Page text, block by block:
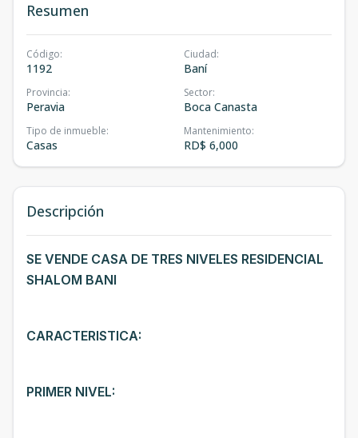
Resumen
Código:
1192
Ciudad:
Baní
Provincia:
Peravia
Sector:
Boca Canasta
Tipo de inmueble:
Casas
Mantenimiento:
RD$ 6,000
Descripción
SE VENDE CASA DE TRES NIVELES RESIDENCIAL
SHALOM BANI
CARACTERISTICA:
PRIMER NIVEL: